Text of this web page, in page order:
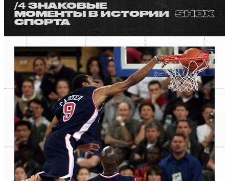
/4ЗНАКОВЫЕ
МОМЕНТЫ В ИСТОРИИ
СПОРТА